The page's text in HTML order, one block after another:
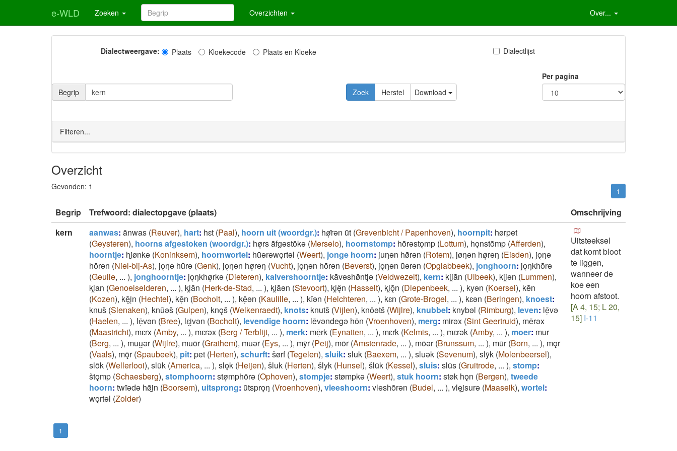
e-WLD Zoeken Overzichten Over...
Dialectweergave: Plaats Kloekecode Plaats en Kloeke Dialectlijst
Begrip Zoek Herstel Download
Per pagina
Filteren...
Overzicht
Gevonden: 1 1
Begrip Trefwoord: dialectopgave (plaats)
Omschrijving
kern
aanwas: ānwas (Reuver), hart: hɛt (Paal), hoorn uit (woordgr.): hø̜̄rǝn ūt (Grevenbicht / Papenhoven), hoornpit: hørpet
(Geysteren), hoorns afgestoken (woordgr.): hø̜rs āfgǝstōkǝ (Merselo), hoornstomp: hōrǝstǫmp (Lottum), hǫnstōmp (Afferden),
hoorntje: hi̯ønkǝ (Koninksem), hoornwortel: hūǝrǝwǫrtǝl (Weert), jonge hoorn: juŋǝn hø̄rǝn (Rotem), jøŋǝn hø̜reŋ (Eisden), jǫŋǝ
hōrǝn (Niel-bij-As), jǫŋǝ hūrǝ (Genk), jǫŋǝn hø̜reŋ (Vucht), jǫŋǝn hōrǝn (Beverst), jǫŋǝn ūǝrǝn (Opglabbeek), jonghoorn: jǫŋkhōrǝ
(Geulle, ... ), jonghoorntje: jǫŋkhø̜rkǝ (Dieteren), kalvershoorntje: kāvǝshø̄ntjǝ (Veldwezelt), kern: kii̯ān (Ulbeek), kii̯ǝn (Lummen),
ki̯an (Genoelselderen, ... ), ki̯ān (Herk-de-Stad, ... ), ki̯āǝn (Stevoort), ki̯ę̃n (Hasselt), ki̯ǭn (Diepenbeek, ... ), kyǝn (Koersel), kēn
(Kozen), kē̜i̯n (Hechtel), kē̜n (Bocholt, ... ), kē̜ǝn (Kaulille, ... ), kīǝn (Helchteren, ... ), kɛn (Grote-Brogel, ... ), kɛǝn (Beringen), knoest:
knuš (Slenaken), knūǝš (Gulpen), knǫš (Welkenraedt), knots: knutš (Vijlen), knōǝtš (Wijlre), knubbel: knybǝl (Rimburg), leven: lē̜vǝ
(Haelen, ... ), lē̜vǝn (Bree), lɛi̯vǝn (Bocholt), levendige hoorn: lēvǝndegǝ hōn (Vroenhoven), merg: mirǝx (Sint Geertruid), mērǝx
(Maastricht), mɛrx (Amby, ... ), mɛrǝx (Berg / Terblijt, ... ), merk: mē̜rk (Eynatten, ... ), mɛrk (Kelmis, ... ), mɛrǝk (Amby, ... ), moer: mur
(Berg, ... ), muu̯ǝr(Wijlre), muōr(Grathem), muǝr(Eys, ... ), mȳr(Peij), mōr(Amstenrade, ... ), mōǝr(Brunssum, ... ), mūr(Born, ... ), mǫr
(Vaals), mǭr(Spaubeek), pit: pet (Herten), schurft: šørf(Tegelen), sluik: sluk (Baexem, ... ), sluǝk (Sevenum), slȳk (Molenbeersel),
slōk (Wellerlooi), slūk (America, ... ), slǫk (Heijen), šluk (Herten), šlyk (Hunsel), šlūk (Kessel), sluis: slūs (Gruitrode, ... ), stomp:
štǫmp (Schaesberg), stomphoorn: stø̜mphōrǝ (Ophoven), stompje: stømpkǝ (Weert), stuk hoorn: støk hǫn (Bergen), tweede
hoorn: twīǝdǝ hø̄i̯n (Boorsem), uitsprong: ūtsprǫŋ (Vroenhoven), vleeshoorn: vleshōrǝn (Budel, ... ), vlęi̯surǝ (Maaseik), wortel:
wǫrtǝl (Zolder)
Uitsteeksel
dat komt bloot
te liggen,
wanneer de
koe een
hoorn afstoot.
[A 4, 15; L 20,
15] I-11
1